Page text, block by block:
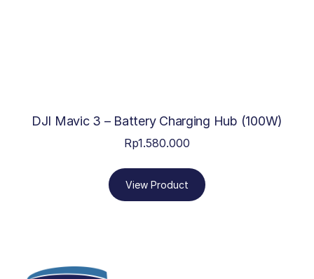
DJI Mavic 3 – Battery Charging Hub (100W)
Rp1.580.000
View Product